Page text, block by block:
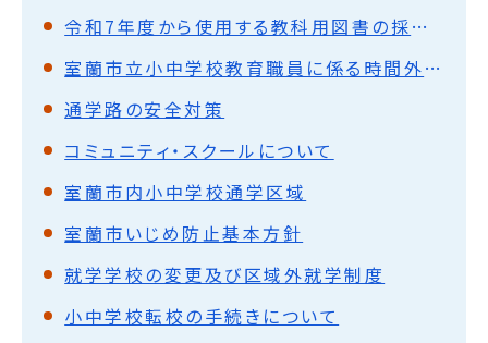
令和7年度から使用する教科用図書の採択について
室蘭市立小中学校教育職員に係る時間外在校等時間（超過時間）について
通学路の安全対策
コミュニティ・スクールについて
室蘭市内小中学校通学区域
室蘭市いじめ防止基本方針
就学学校の変更及び区域外就学制度
小中学校転校の手続きについて